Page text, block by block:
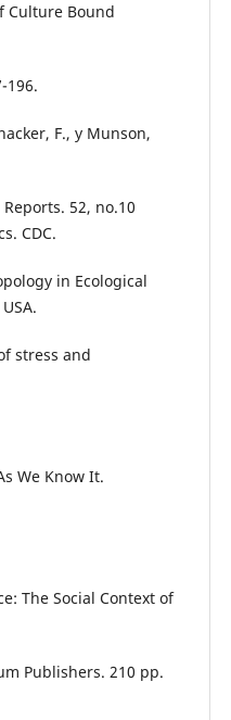
Culture Bound
196.
F., y Munson,
52, no.10
CDC.
in Ecological
stress and
We Know It.
The Social Context of
Publishers. 210 pp.